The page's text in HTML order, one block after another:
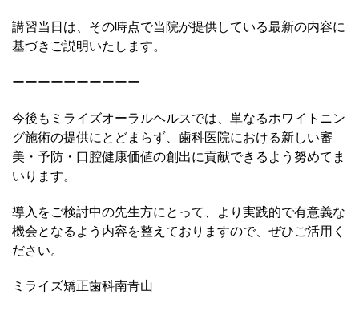
講習当日は、その時点で当院が提供している最新の内容に
基づきご説明いたします。
ーーーーーーーーーー
今後もミライズオーラルヘルスでは、単なるホワイトニン
グ施術の提供にとどまらず、歯科医院における新しい審
美・予防・口腔健康価値の創出に貢献できるよう努めてま
いります。
導入をご検討中の先生方にとって、より実践的で有意義な
機会となるよう内容を整えておりますので、ぜひご活用く
ださい。
ミライズ矯正歯科南青山